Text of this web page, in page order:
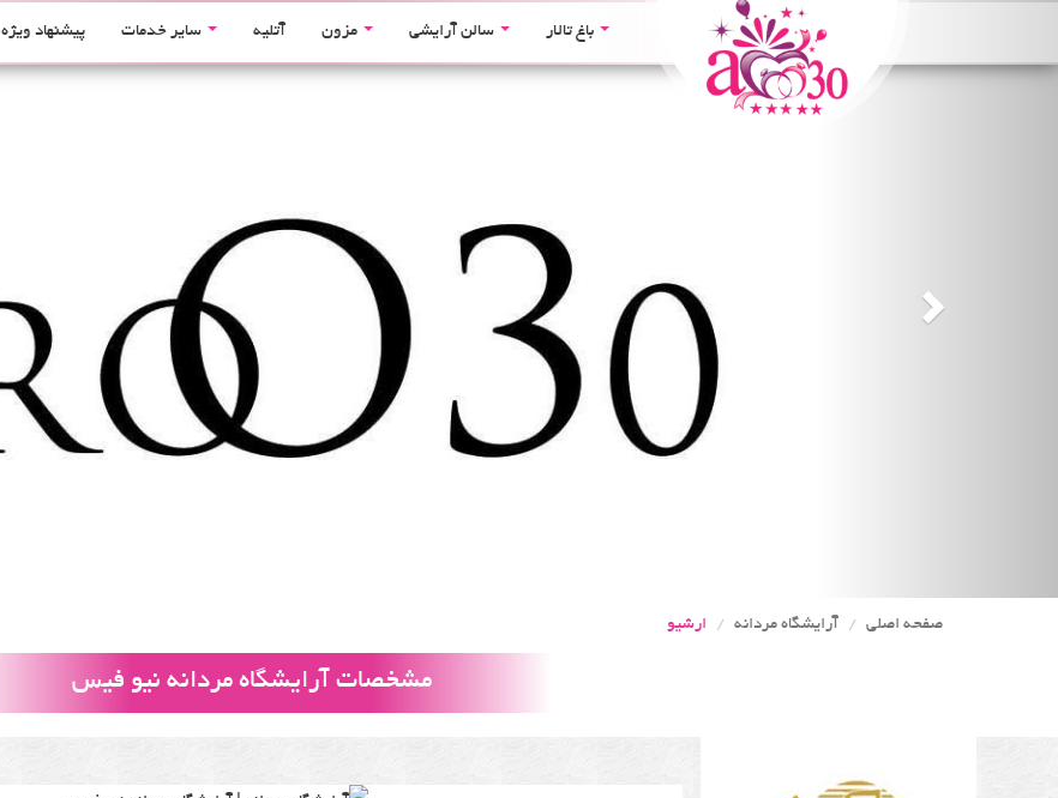
باغ تالار سالن آرایشی مزون آتلیه سایر خدمات پیشنهاد ویژه
صفحه اصلی آرایشگاه مردانه ارشیو
مشخصات آرایشگاه مردانه نیو فیس